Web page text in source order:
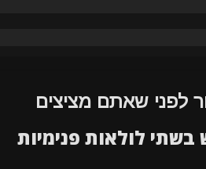
לפני שאתם מציצים